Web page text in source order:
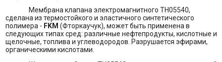
Мембрана клапана электромагнитного TH05540,
сделана из термостойкого и эластичного синтетического
полимера - FKM (Фторкаучук), может быть применена в
следующих типах сред: различные нефтепродукты, кислотные и
щелочные, топлива и углеводородов. Разрушается эфирами,
органическими кислотами.